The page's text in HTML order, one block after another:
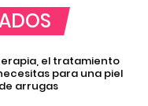
el tratamiento
para una piel
arrugas